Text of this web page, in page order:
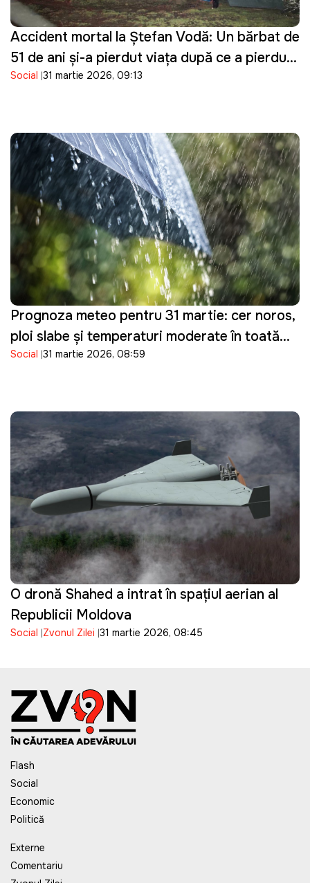
Accident mortal la Ștefan Vodă: Un bărbat de
51 de ani și-a pierdut viața după ce a pierdut
controlul asupra tractorului pe care îl
Social 31 martie 2026, 09:13
Prognoza meteo pentru 31 martie: cer noros,
ploi slabe și temperaturi moderate în toată
țara
Social 31 martie 2026, 08:59
O dronă Shahed a intrat în spațiul aerian al
Republicii Moldova
Social Zvonul Zilei 31 martie 2026, 08:45
Flash
Social
Economic
Politică
Externe
Comentariu